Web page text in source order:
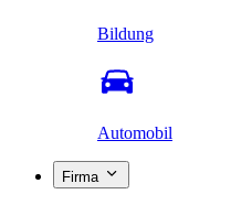
Bildung
Automobil
Firma